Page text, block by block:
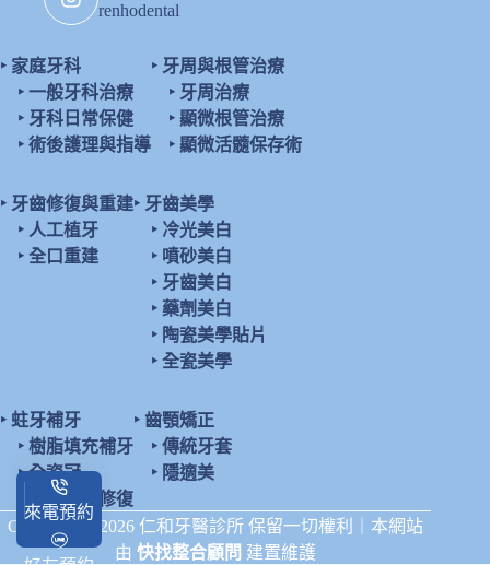
renhodental
‣ 家庭牙科
‣ 一般牙科治療
‣ 牙科日常保健
‣ 術後護理與指導
‣ 牙周與根管治療
‣ 牙周治療
‣ 顯微根管治療
‣ 顯微活髓保存術
‣ 牙齒修復與重建
‣ 人工植牙
‣ 全口重建
‣ 牙齒美學
‣ 冷光美白
‣ 噴砂美白
‣ 牙齒美白
‣ 藥劑美白
‣ 陶瓷美學貼片
‣ 全瓷美學
‣ 蛀牙補牙
‣ 樹脂填充補牙
‣全瓷冠
陶瓷鑲嵌修復
‣ 齒顎矯正
‣ 傳統牙套
‣ 隱適美
Copyright © 2026 仁和牙醫診所 保留一切權利｜本網站
由快找整合顧問 建置維護
來電預約